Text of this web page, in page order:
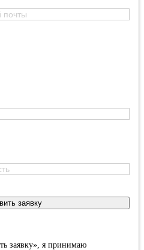
заявку
заявку», я принимаю